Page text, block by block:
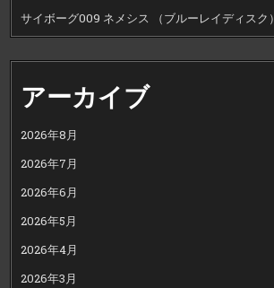
サイボーグ009 ネメシス （ブルーレイディスク）
アーカイブ
2026年8月
2026年7月
2026年6月
2026年5月
2026年4月
2026年3月